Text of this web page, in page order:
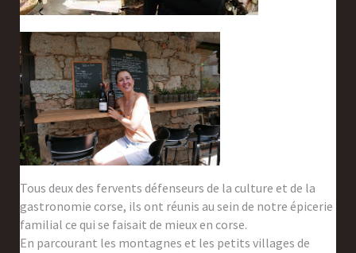
Tous deux des fervents défenseurs de la culture et de la
gastronomie corse, ils ont réunis au sein de notre épicerie
familial ce qui se faisait de mieux en corse.
En parcourant les montagnes et les petits villages de